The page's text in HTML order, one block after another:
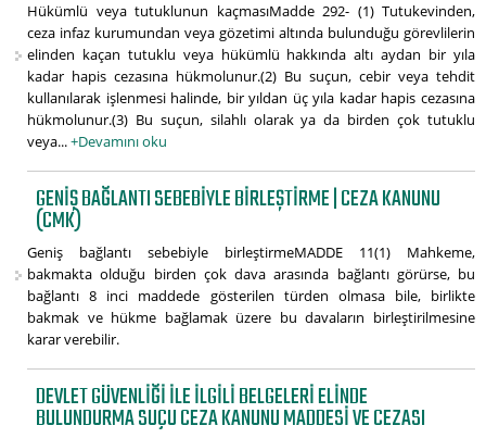
Hükümlü veya tutuklunun kaçmasıMadde 292- (1) Tutukevinden,
ceza infaz kurumundan veya gözetimi altında bulunduğu görevlilerin
elinden kaçan tutuklu veya hükümlü hakkında altı aydan bir yıla
kadar hapis cezasına hükmolunur.(2) Bu suçun, cebir veya tehdit
kullanılarak işlenmesi halinde, bir yıldan üç yıla kadar hapis cezasına
hükmolunur.(3) Bu suçun, silahlı olarak ya da birden çok tutuklu
veya...+Devamını oku
GENIŞ BAĞLANTI SEBEBIYLE BIRLEŞTIRME | CEZA KANUNU
(CMK)
Geniş bağlantı sebebiyle birleştirmeMADDE 11(1) Mahkeme,
bakmakta olduğu birden çok dava arasında bağlantı görürse, bu
bağlantı 8 inci maddede gösterilen türden olmasa bile, birlikte
bakmak ve hükme bağlamak üzere bu davaların birleştirilmesine
karar verebilir.
DEVLET GÜVENLIĞI ILE ILGILI BELGELERI ELINDE
BULUNDURMA SUÇU CEZA KANUNU MADDESI VE CEZASI